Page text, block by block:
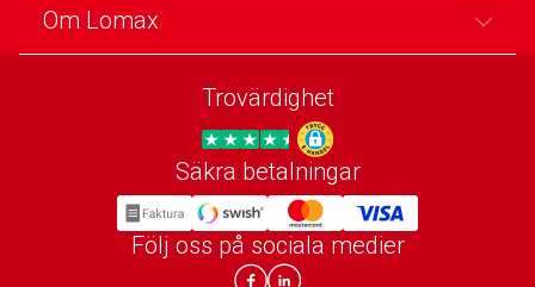
Om Lomax
Trovärdighet
Trygg E-handel
Säkra betalningar
Följ oss på sociala medier
Lomax DK Facebook
Lomax SE LinkIn